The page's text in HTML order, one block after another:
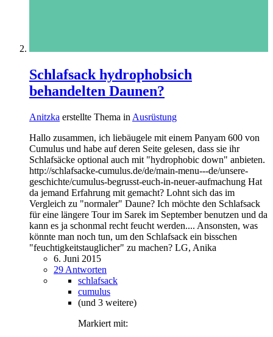
Schlafsack hydrophobsich
behandelten Daunen?
Anitzka erstellte Thema in Ausrüstung
Hallo zusammen, ich liebäugele mit einem Panyam 600 von
Cumulus und habe auf deren Seite gelesen, dass sie ihr
Schlafsäcke optional auch mit "hydrophobic down" anbieten.
http://schlafsacke-cumulus.de/de/main-menu---de/unsere-
geschichte/cumulus-begrusst-euch-in-neuer-aufmachung Hat
da jemand Erfahrung mit gemacht? Lohnt sich das im
Vergleich zu "normaler" Daune? Ich möchte den Schlafsack
für eine längere Tour im Sarek im September benutzen und da
kann es ja schonmal recht feucht werden.... Ansonsten, was
könnte man noch tun, um den Schlafsack ein bisschen
"feuchtigkeitstauglicher" zu machen? LG, Anika
6. Juni 2015
29 Antworten
schlafsack
cumulus
(und 3 weitere)
Markiert mit: